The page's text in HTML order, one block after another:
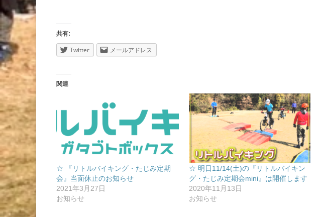
共有:
Twitter メールアドレス
関連
☆ 『リトルバイキング・たじみ定期
会』当面休止のお知らせ
2021年3月27日
お知らせ
☆ 明日11/14(土)の『リトルバイキン
グ・たじみ定期会mini』は開催します
2020年11月13日
お知らせ